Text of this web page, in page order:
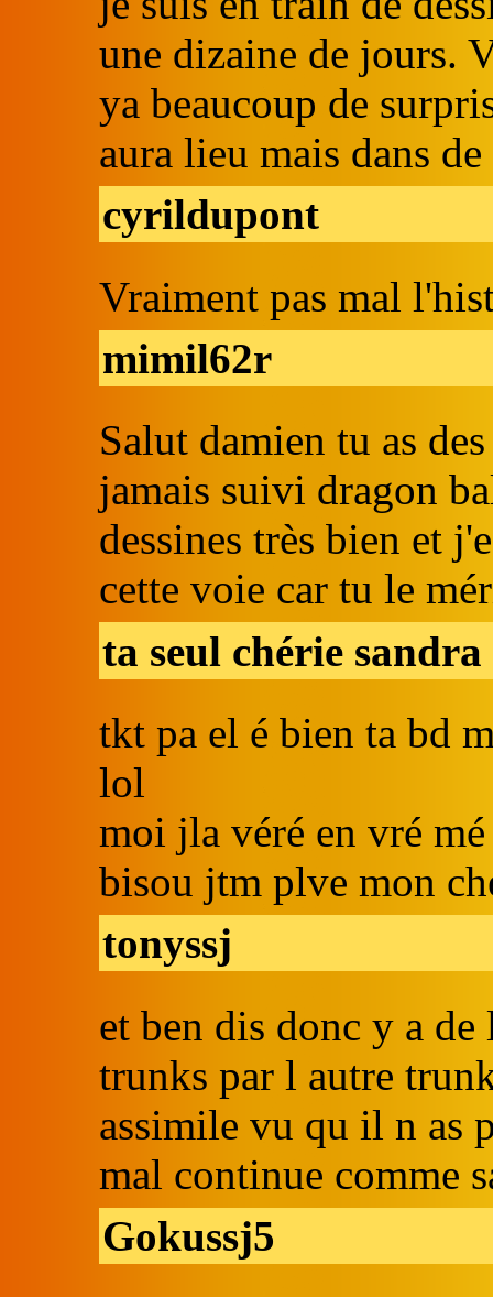
une dizaine de jours.
ya beaucoup de
aura lieu mais dans
cyrildupont
Vraiment pas mal
mimil62r
Salut damien tu as
jamais suivi dragon
dessines très bien et
cette voie car tu le
ta seul chérie
tkt pa el é bien ta bd
lol
moi jla véré en vré
bisou jtm plve mon
tonyssj
et ben dis donc y a
trunks par l autre
assimile vu qu il n as
mal continue comme
Gokussj5